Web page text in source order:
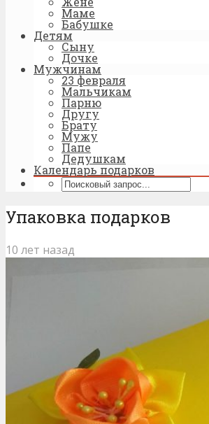
Маме
Бабушке
Детям
Сыну
Дочке
Мужчинам
23 февраля
Мальчикам
Парню
Другу
Брату
Мужу
Папе
Дедушкам
Календарь подарков
Упаковка подарков
10 лет назад